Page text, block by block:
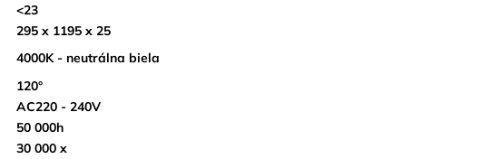
<23
295 x 1195 x 25
4000K - neutrálna biela
120°
AC220 - 240V
50 000h
30 000 x